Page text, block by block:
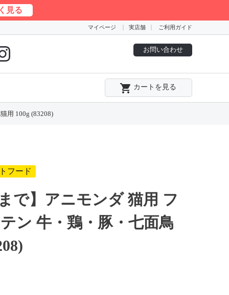
見る
マイページ 実店舗 ご利用ガイド
お問い合わせ
local_grocery_store カートを見る
用 100g (83208)
フード
で】アニモンダ 猫用 フ
ン 牛・鶏・豚・七面鳥